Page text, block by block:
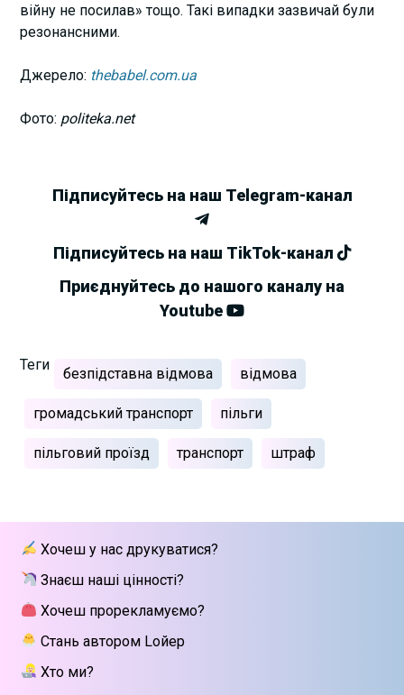
війну не посилав» тощо. Такі випадки зазвичай були
резонансними.
Джерело: thebabel.com.ua
Фото: politeka.net
Підписуйтесь на наш Telegram-канал
Підписуйтесь на наш TikTok-канал
Приєднуйтесь до нашого каналу на
Youtube
Теги
безпідставна відмова відмова
громадський транспорт пільги
пільговий проїзд транспорт штраф
Хочеш у нас друкуватися?
Знаєш наші цінності?
Хочеш прорекламуємо?
Стань автором Lойер
Хто ми?